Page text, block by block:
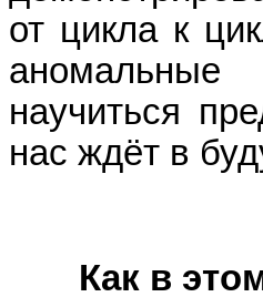
от цикла к
аномальные
научиться
нас ждёт в
Как в этом